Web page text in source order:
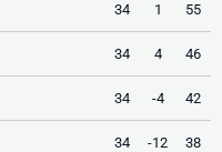
34 1 55
34 4 46
34 -4 42
34 -12 38